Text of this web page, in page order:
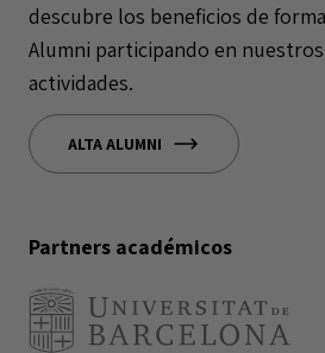
descubre los beneficios de
Alumni participando en
actividades.
ALTA ALUMNI
Partners académicos